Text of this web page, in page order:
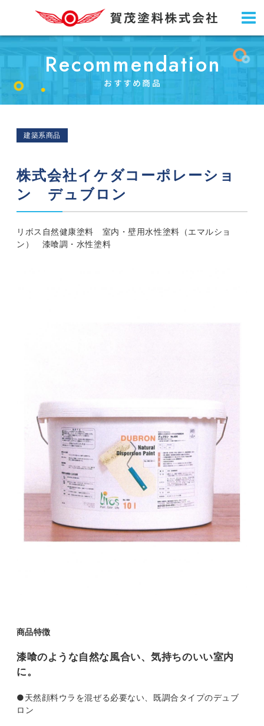
Recommendation
おすすめ商品
建築系商品
株式会社イケダコーポレーショ
ン デュブロン
リボス自然健康塗料 室内・壁用水性塗料（エマルショ
ン） 漆喰調・水性塗料
商品特徴
漆喰のような自然な風合い、気持ちのいい室内
に。
●天然顔料ウラを混ぜる必要ない、既調合タイプのデュブ
ロン